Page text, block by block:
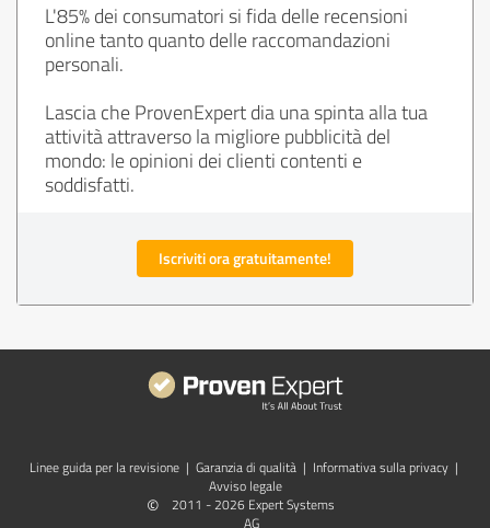
L'85% dei consumatori si fida delle recensioni
online tanto quanto delle raccomandazioni
personali.
Lascia che ProvenExpert dia una spinta alla tua
attività attraverso la migliore pubblicità del
mondo: le opinioni dei clienti contenti e
soddisfatti.
Iscriviti ora gratuitamente!
Linee guida per la revisione | Garanzia di qualità | Informativa sulla privacy |
Avviso legale
©
2011 - 2026 Expert Systems
AG